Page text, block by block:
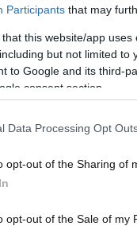
Participants that may
that this website/app
but not limited to
to Google and its third-
consent section.
Data Processing Opt
opt-out of the Sharing of
opt-out of the Sale of my
Kardashian Barker
σημαίνει να μη